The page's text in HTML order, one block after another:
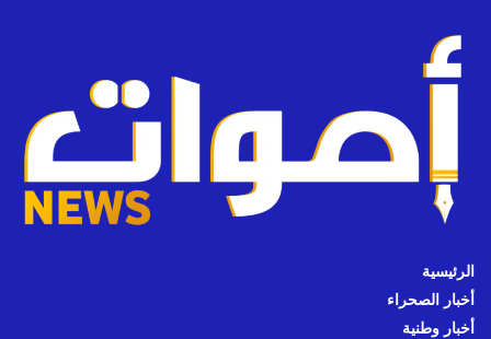
الرئيسية
أخبار الصحراء
أخبار وطنية